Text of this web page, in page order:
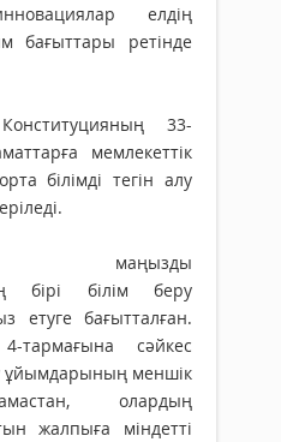
елдің
бағыттары ретінде
33-
мемлекеттік
білімді тегін алу
маңызды
бірі білім беру
етуге бағытталған.
тармағына сәйкес
ұйымдарының меншік
олардың
жалпыға міндетті